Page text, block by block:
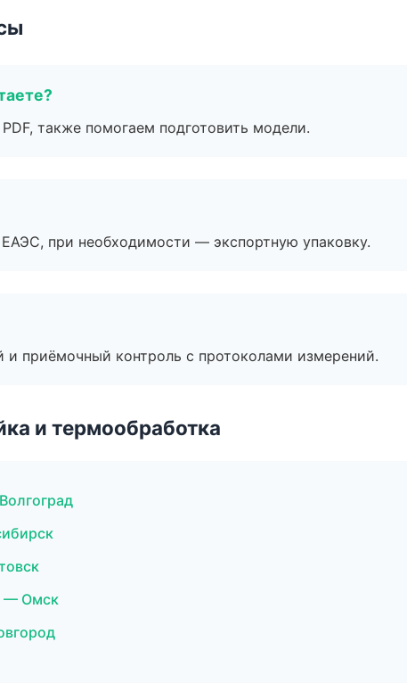
также помогаем подготовить модели.
при необходимости — экспортную упаковку.
приёмочный контроль с протоколами измерений.
и термообработка
— Омск